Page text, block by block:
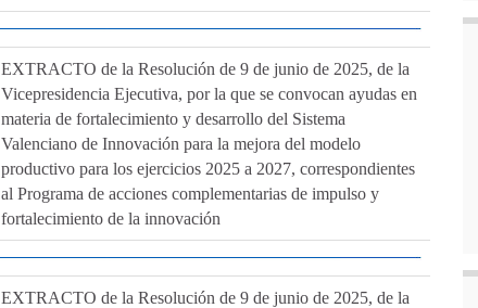
EXTRACTO de la Resolución de 9 de junio de 2025, de la
Vicepresidencia Ejecutiva, por la que se convocan ayudas en
materia de fortalecimiento y desarrollo del Sistema
Valenciano de Innovación para la mejora del modelo
productivo para los ejercicios 2025 a 2027, correspondientes
al Programa de acciones complementarias de impulso y
fortalecimiento de la innovación
EXTRACTO de la Resolución de 9 de junio de 2025, de la